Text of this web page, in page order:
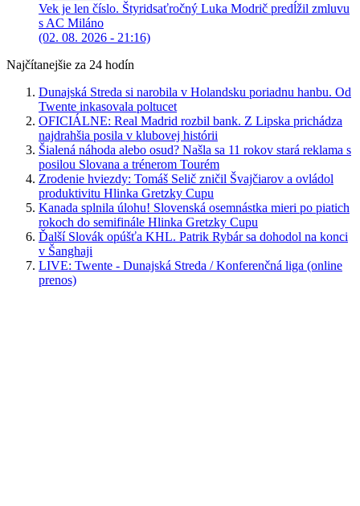
Vek je len číslo. Štyridsaťročný Luka Modrič predĺžil zmluvu
s AC Miláno
(02. 08. 2026 - 21:16)
Najčítanejšie za 24 hodín
Dunajská Streda si narobila v Holandsku poriadnu hanbu. Od
Twente inkasovala poltucet
OFICIÁLNE: Real Madrid rozbil bank. Z Lipska prichádza
najdrahšia posila v klubovej histórii
Šialená náhoda alebo osud? Našla sa 11 rokov stará reklama s
posilou Slovana a trénerom Tourém
Zrodenie hviezdy: Tomáš Selič zničil Švajčiarov a ovládol
produktivitu Hlinka Gretzky Cupu
Kanada splnila úlohu! Slovenská osemnástka mieri po piatich
rokoch do semifinále Hlinka Gretzky Cupu
Ďalší Slovák opúšťa KHL. Patrik Rybár sa dohodol na konci
v Šanghaji
LIVE: Twente - Dunajská Streda / Konferenčná liga (online
prenos)